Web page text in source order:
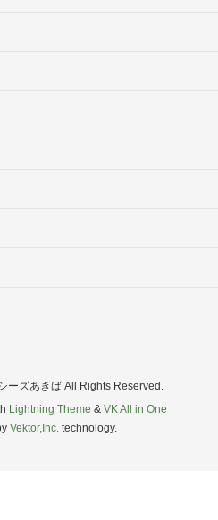
ーズあきば All Rights Reserved.
Lightning Theme & VK All in One
Vektor,Inc. technology.